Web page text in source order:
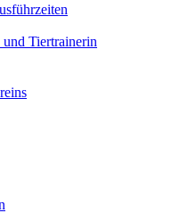
Tiertrainerin